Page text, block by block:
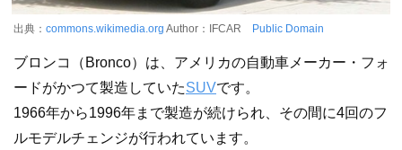
出典： commons.wikimedia.org Author：IFCAR Public Domain
ブロンコ（Bronco）は、アメリカの自動車メーカー・フォ
ードがかつて製造していたSUVです。
1966年から1996年まで製造が続けられ、その間に4回のフ
ルモデルチェンジが行われています。